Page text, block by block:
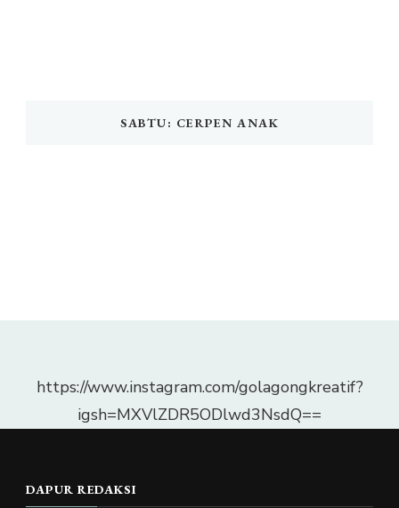
SABTU: CERPEN ANAK
https://www.instagram.com/golagongkreatif?
igsh=MXVlZDR5ODlwd3NsdQ==
DAPUR REDAKSI